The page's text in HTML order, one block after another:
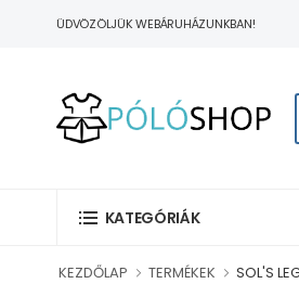
ÜDVÖZÖLJÜK WEBÁRUHÁZUNKBAN!
KATEGÓRIÁK
KEZDŐLAP TERMÉKEK SOL'S